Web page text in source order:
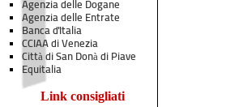
Agenzia delle Dogane
Agenzia delle Entrate
Banca d'Italia
CCIAA di Venezia
Città di San Donà di Piave
Equitalia
Link consigliati